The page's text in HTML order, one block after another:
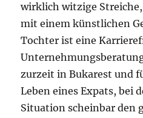
wirklich witzige
mit einem künstlichen
Tochter ist eine
zurzeit in Bukarest und
Leben eines Expats, bei
Situation scheinbar den